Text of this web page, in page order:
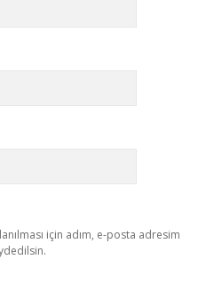
için adım, e-posta adresim